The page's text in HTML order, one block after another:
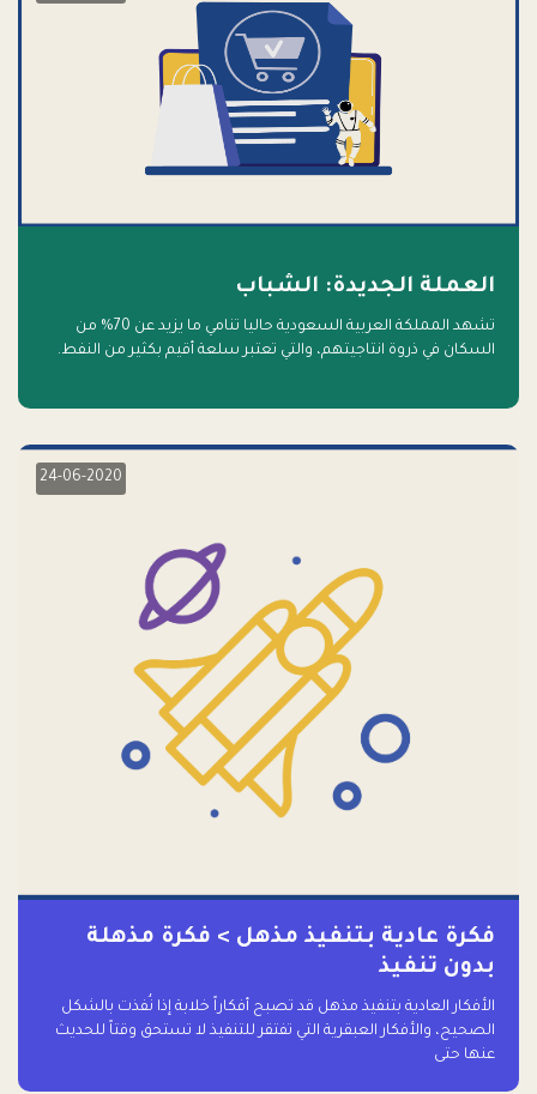
العملة الجديدة: الشباب
تشهد المملكة العربية السعودية حاليا تنامي ما يزيد عن 70% من
السكان في ذروة انتاجيتهم، والتي تعتبر سلعة أقيم بكثير من النفط.
24-06-2020
فكرة عادية بتنفيذ مذهل > فكرة مذهلة
بدون تنفيذ
الأفكار العادية بتنفيذ مذهل قد تصبح أفكاراً خلابة إذا نُفذت بالشكل
الصحيح، والأفكار العبقرية التي تفتقر للتنفيذ لا تستحق وقتاً للحديث
عنها حتى